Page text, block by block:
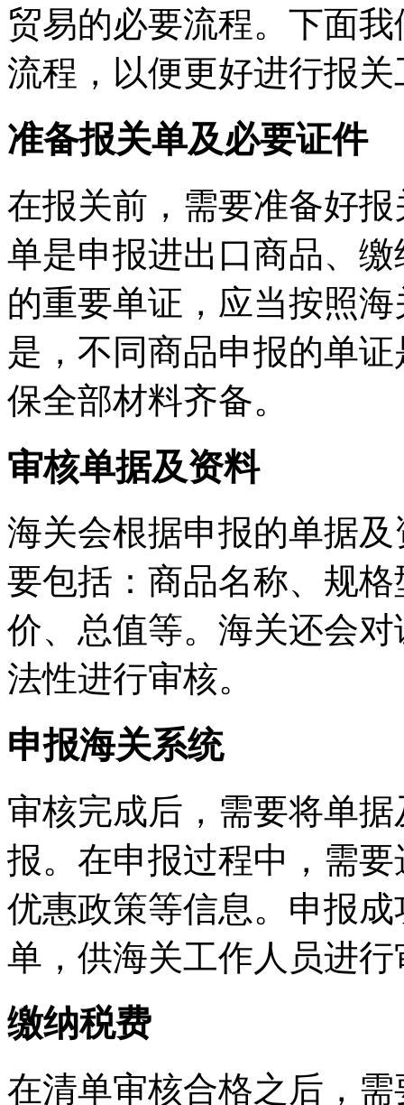
贸易的必要流程。下面
流程，以便更好进行报关
准备报关单及必要证件
在报关前，需要准备好
单是申报进出口商品、
的重要单证，应当按照
是，不同商品申报的单
保全部材料齐备。
审核单据及资料
海关会根据申报的单据
要包括：商品名称、规
价、总值等。海关还会
法性进行审核。
申报海关系统
审核完成后，需要将单
报。在申报过程中，需
优惠政策等信息。申报
单，供海关工作人员进行
缴纳税费
在清单审核合格之后，